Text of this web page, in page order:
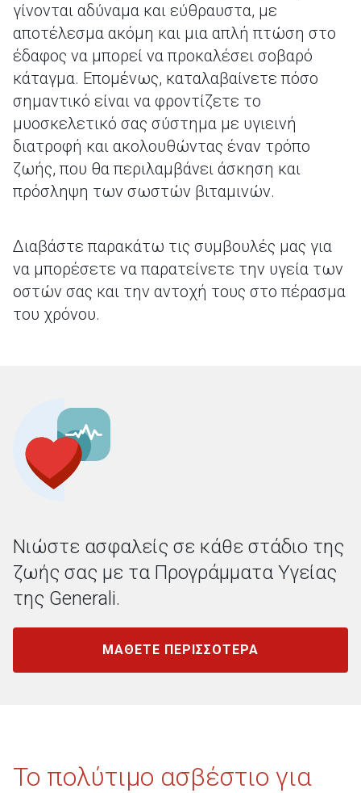
γίνονται αδύναμα και εύθραυστα, με
αποτέλεσμα ακόμη και μια απλή πτώση στο
έδαφος να μπορεί να προκαλέσει σοβαρό
κάταγμα. Επομένως, καταλαβαίνετε πόσο
σημαντικό είναι να φροντίζετε το
μυοσκελετικό σας σύστημα με υγιεινή
διατροφή και ακολουθώντας έναν τρόπο
ζωής, που θα περιλαμβάνει άσκηση και
πρόσληψη των σωστών βιταμινών.
Διαβάστε παρακάτω τις συμβουλές μας για
να μπορέσετε να παρατείνετε την υγεία των
οστών σας και την αντοχή τους στο πέρασμα
του χρόνου.
Νιώστε ασφαλείς σε κάθε στάδιο της
ζωής σας με τα Προγράμματα Υγείας
της Generali.
ΜΑΘΕΤΕ ΠΕΡΙΣΣΟΤΕΡΑ
Το πολύτιμο ασβέστιο για